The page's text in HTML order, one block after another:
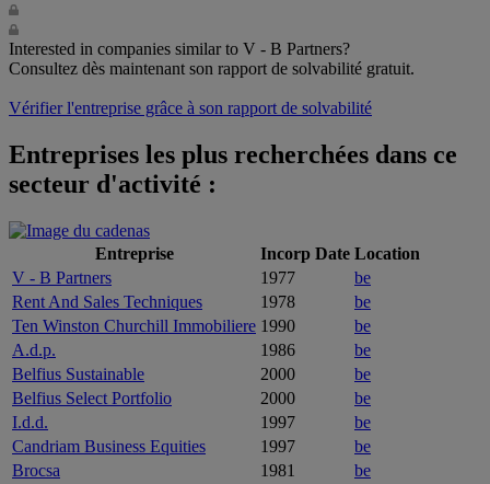
Interested in companies similar to V - B Partners?
Consultez dès maintenant son rapport de solvabilité gratuit.
Vérifier l'entreprise grâce à son rapport de solvabilité
Entreprises les plus recherchées dans ce
secteur d'activité :
Entreprise Incorp Date Location
V - B Partners
1977
be
Rent And Sales Techniques
1978
be
Ten Winston Churchill Immobiliere 1990
be
A.d.p.
1986
be
Belfius Sustainable
2000
be
Belfius Select Portfolio
2000
be
I.d.d.
1997
be
Candriam Business Equities
1997
be
Brocsa
1981
be